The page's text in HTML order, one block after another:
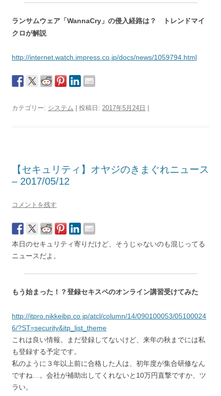
ランサムウェア「WannaCry」の侵入経路は？ トレンドマイ
クロが解説
http://internet.watch.impress.co.jp/docs/news/1059794.html
カテゴリー: システム | 投稿日: 2017年5月24日
【セキュリティ】オヤジのきまぐれニュース
– 2017/05/12
コメントを残す
本日のセキュリティ寄りだけど、そうじゃないのも混じってる
ニュースだよ。
もう始まった！？登録セキスペのオンライン講習受けてみた
http://itpro.nikkeibp.co.jp/atcl/column/14/090100053/05100024
6/?ST=security&itp_list_theme
これは良い情報。まだ登録してないけど、来年の秋までには私
も登録する予定です。
私のように３年以上前に合格した人は、初年度が集合研修なん
ですね…。会社が補助出してくれないと10万円直撃ですか、ツ
ラい。